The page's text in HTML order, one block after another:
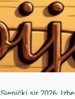
Mrčajevci 2026:
Jahorina leto 2026:
Sjenički sir 2026: